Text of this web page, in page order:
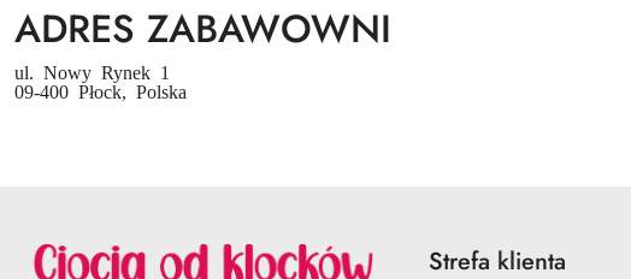
ADRES ZABAWOWNI
ul. Nowy Rynek 1
09-400 Płock, Polska
Strefa klienta